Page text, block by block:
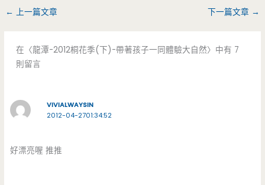
← 上一篇文章 下一篇文章 →
在〈龍潭-2012桐花季(下)-帶著孩子一同體驗大自然〉中有 7
則留言
VIVIALWAYSIN
2012-04-2701:34:52
好漂亮喔 推推